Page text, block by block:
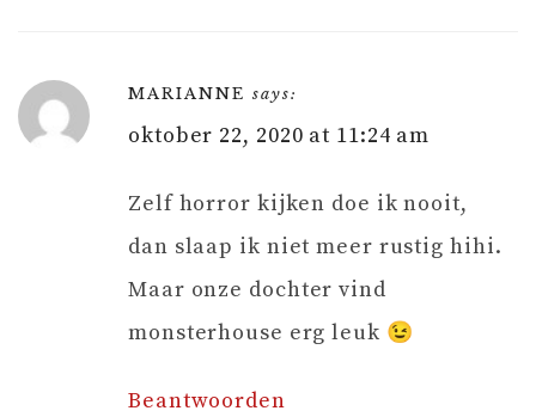
MARIANNE says:
oktober 22, 2020 at 11:24 am
Zelf horror kijken doe ik nooit,
dan slaap ik niet meer rustig hihi.
Maar onze dochter vind
monsterhouse erg leuk 😉
Beantwoorden